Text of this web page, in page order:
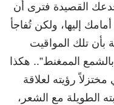
القصيدة فترى أن
إليها، ولكن تُفاجأ
بأن تلك المواقيت
الممغنط”.. هكذا
رؤيته لعلاقة
الطويلة مع الشعر،